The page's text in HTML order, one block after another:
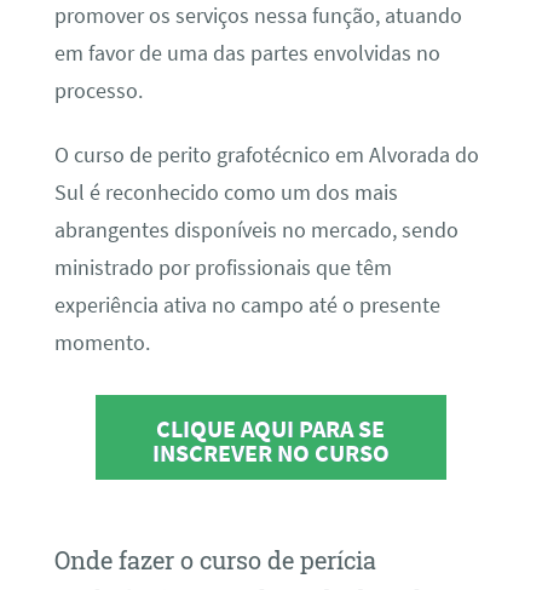
promover os serviços nessa função, atuando
em favor de uma das partes envolvidas no
processo.
O curso de perito grafotécnico em Alvorada do
Sul é reconhecido como um dos mais
abrangentes disponíveis no mercado, sendo
ministrado por profissionais que têm
experiência ativa no campo até o presente
momento.
CLIQUE AQUI PARA SE
INSCREVER NO CURSO
Onde fazer o curso de perícia